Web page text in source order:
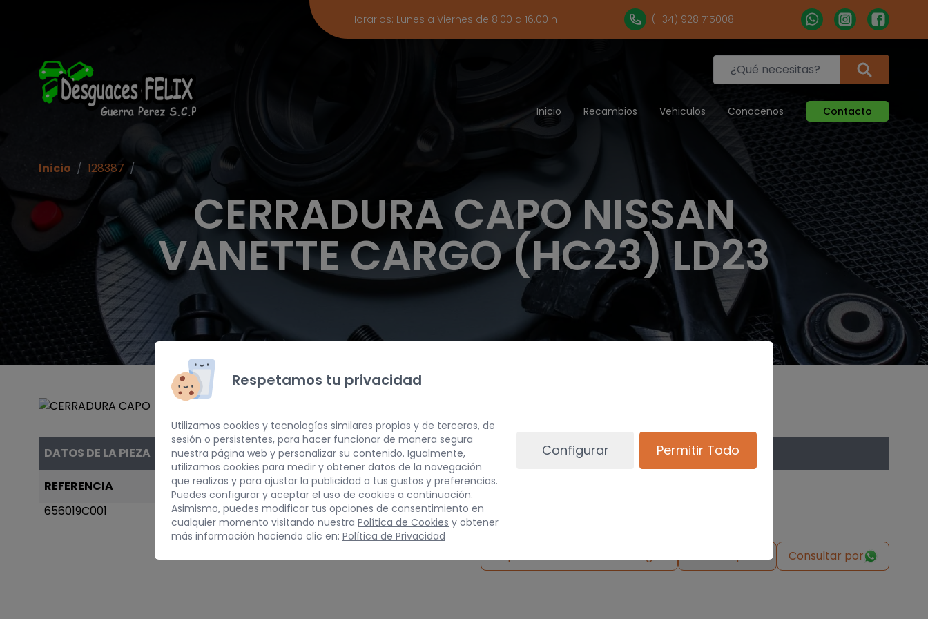
Horarios: Lunes a Viernes de 8.00 a 16.00 h (+34) 928 715008
Inicio Recambios Vehiculos Conocenos Contacto
CERRADURA CAPO NISSAN
VANETTE CARGO (HC23) LD23
Inicio / 128387 /
DATOS DE LA PIEZA
REFERENCIA
656019C001
AÑO
1995
PESO
3 kg
Inspeccionar vehículo de origen Solicitar pieza Consultar por
Respetamos tu privacidad
Utilizamos cookies y tecnologías similares propias y de terceros, de
sesión o persistentes, para hacer funcionar de manera segura
nuestra página web y personalizar su contenido. Igualmente,
utilizamos cookies para medir y obtener datos de la navegación
que realizas y para ajustar la publicidad a tus gustos y preferencias.
Puedes configurar y aceptar el uso de cookies a continuación.
Asimismo, puedes modificar tus opciones de consentimiento en
cualquier momento visitando nuestra Política de Cookies y obtener
más información haciendo clic en: Política de Privacidad
Configurar Permitir Todo